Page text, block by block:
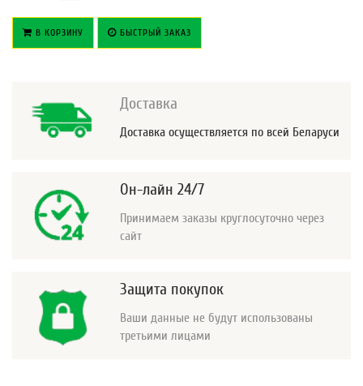
В КОРЗИНУ БЫСТРЫЙ ЗАКАЗ
Доставка
Доставка осуществляется по всей Беларуси
Он-лайн 24/7
Принимаем заказы круглосуточно через
сайт
Защита покупок
Ваши данные не будут использованы
третьими лицами